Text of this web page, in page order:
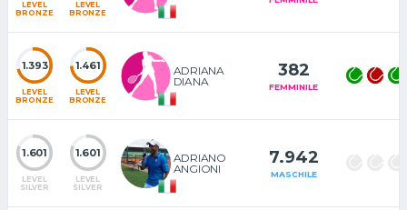
LEVEL
BRONZE
LEVEL
BRONZE
1.393
LEVEL
BRONZE
1.461
LEVEL
BRONZE
ADRIANA
DIANA
382
FEMMINILE
1.601
LEVEL
SILVER
1.601
LEVEL
SILVER
ADRIANO
ANGIONI
7.942
MASCHILE